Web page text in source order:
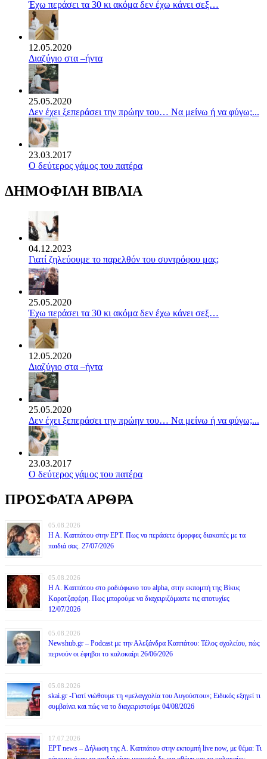
Έχω περάσει τα 30 κι ακόμα δεν έχω κάνει σεξ…
12.05.2020
Διαζύγιο στα –ήντα
25.05.2020
Δεν έχει ξεπεράσει την πρώην του… Να μείνω ή να φύγω;...
23.03.2017
Ο δεύτερος γάμος του πατέρα
ΔΗΜΟΦΙΛΗ ΒΙΒΛΙΑ
04.12.2023
Γιατί ζηλεύουμε το παρελθόν του συντρόφου μας;
25.05.2020
Έχω περάσει τα 30 κι ακόμα δεν έχω κάνει σεξ…
12.05.2020
Διαζύγιο στα –ήντα
25.05.2020
Δεν έχει ξεπεράσει την πρώην του… Να μείνω ή να φύγω;...
23.03.2017
Ο δεύτερος γάμος του πατέρα
ΠΡΟΣΦΑΤΑ ΑΡΘΡΑ
05.08.2026
Η Α. Καππάτου στην ΕΡΤ. Πως να περάσετε όμορφες διακοπές με τα
παιδιά σας. 27/07/2026
05.08.2026
Η Α. Καππάτου στο ραδιόφωνο του alpha, στην εκπομπή της Βίκυς
Καρατζαφέρη. Πως μπορούμε να διαχειριζόμαστε τις αποτυχίες
12/07/2026
05.08.2026
Newshub.gr – Podcast με την Αλεξάνδρα Καππάτου: Τέλος σχολείου, πώς
περνούν οι έφηβοι το καλοκαίρι 26/06/2026
05.08.2026
skai.gr -Γιατί νιώθουμε τη «μελαγχολία του Αυγούστου»; Ειδικός εξηγεί τι
συμβαίνει και πώς να το διαχειριστούμε 04/08/2026
17.07.2026
ΕΡΤ news – Δήλωση της Α. Καππάτου στην εκπομπή live now, με θέμα: Τι